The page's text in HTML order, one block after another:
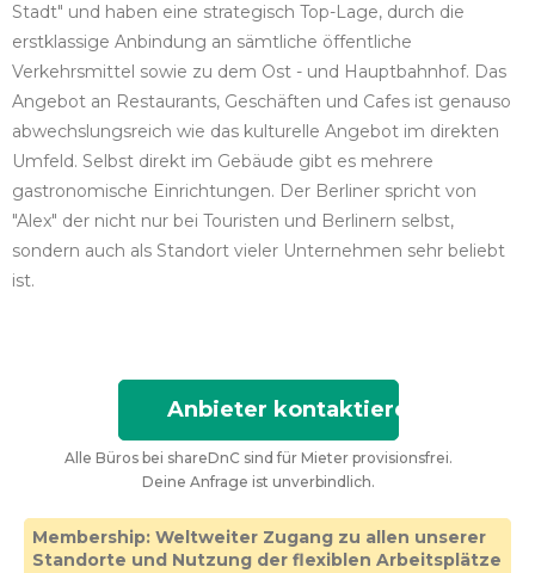
Stadt" und haben eine strategisch Top-Lage, durch die
erstklassige Anbindung an sämtliche öffentliche
Verkehrsmittel sowie zu dem Ost - und Hauptbahnhof. Das
Angebot an Restaurants, Geschäften und Cafes ist genauso
abwechslungsreich wie das kulturelle Angebot im direkten
Umfeld. Selbst direkt im Gebäude gibt es mehrere
gastronomische Einrichtungen. Der Berliner spricht von
"Alex" der nicht nur bei Touristen und Berlinern selbst,
sondern auch als Standort vieler Unternehmen sehr beliebt
ist.
Anbieter kontaktieren
Alle Büros bei shareDnC sind für Mieter provisionsfrei.
Deine Anfrage ist unverbindlich.
Membership: Weltweiter Zugang zu allen unserer
Standorte und Nutzung der flexiblen Arbeitsplätze